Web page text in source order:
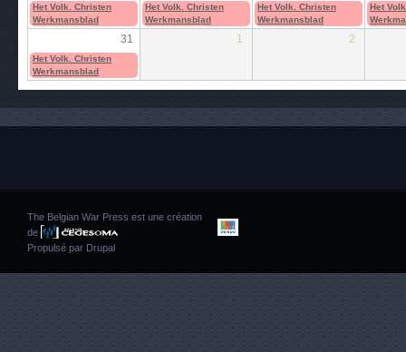
Het Volk. Christen
Werkmansblad
Het Volk. Christen
Werkmansblad
Het Volk. Christen
Werkmansblad
Het
31 1 2
Het Volk. Christen
Werkmansblad
The Belgian War Press est une création
de
Propulsé par Drupal